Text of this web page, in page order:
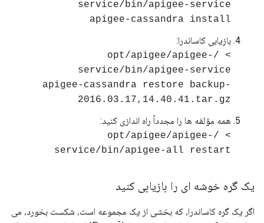
service/bin/apigee-service
apigee-cassandra install
بازیابی کاساندرا:
> /opt/apigee/apigee-
service/bin/apigee-service
apigee-cassandra restore backup-
2016.03.17,14.40.41.tar.gz
همه مؤلفه ها را مجدداً راه اندازی کنید:
> /opt/apigee/apigee-
service/bin/apigee-all restart
یک گره خوشه ای را بازیابی کنید
اگر یک گره کاساندرا، که بخشی از یک مجموعه است، شکست بخورد، می